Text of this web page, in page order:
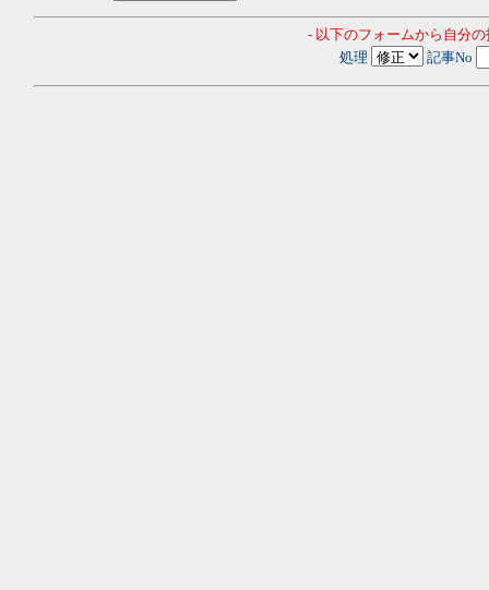
- 以下のフォームから自分
処理
記事No